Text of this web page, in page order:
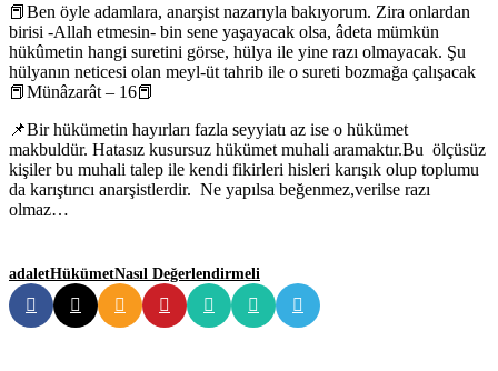
📕Ben öyle adamlara, anarşist nazarıyla bakıyorum. Zira onlardan
birisi -Allah etmesin- bin sene yaşayacak olsa, âdeta mümkün
hükûmetin hangi suretini görse, hülya ile yine razı olmayacak. Şu
hülyanın neticesi olan meyl-üt tahrib ile o sureti bozmağa çalışacak
📕Münâzarât – 16📕
📌Bir hükümetin hayırları fazla seyyiatı az ise o hükümet
makbuldür. Hatasız kusursuz hükümet muhali aramaktır.Bu ölçüsüz
kişiler bu muhali talep ile kendi fikirleri hisleri karışık olup toplumu
da karıştırıcı anarşistlerdir. Ne yapılsa beğenmez,verilse razı
olmaz…
adaletHükümetNasıl Değerlendirmeli